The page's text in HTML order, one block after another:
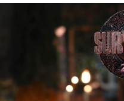
SPOLEČNOST